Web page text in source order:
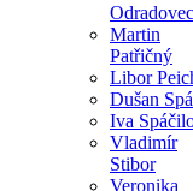
Odradovec
Martin
Patřičný
Libor
Dušan
Iva
Vladimír
Stibor
Veronika